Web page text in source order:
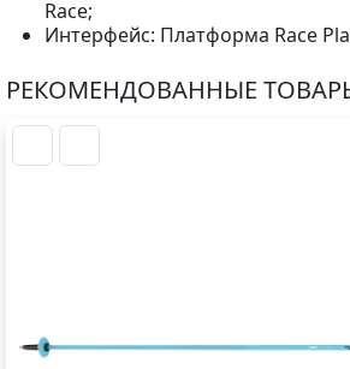
Race;
Интерфейс: Платформа Race
РЕКОМЕНДОВАННЫЕ